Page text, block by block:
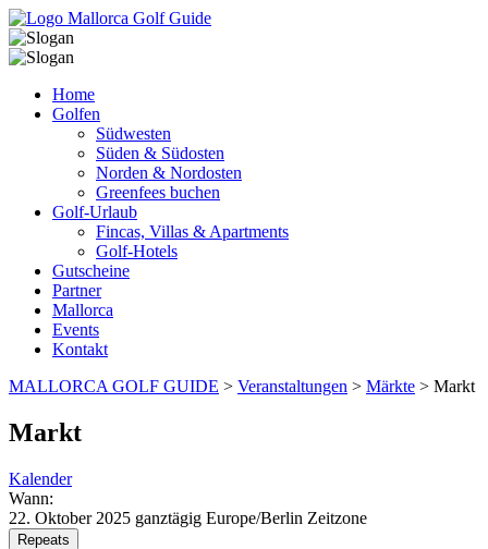
Home
Golfen
Südwesten
Süden & Südosten
Norden & Nordosten
Greenfees buchen
Golf-Urlaub
Fincas, Villas & Apartments
Golf-Hotels
Gutscheine
Partner
Mallorca
Events
Kontakt
MALLORCA GOLF GUIDE > Veranstaltungen > Märkte > Markt
Markt
Kalender
Wann:
22. Oktober 2025 ganztägig Europe/Berlin Zeitzone
Repeats